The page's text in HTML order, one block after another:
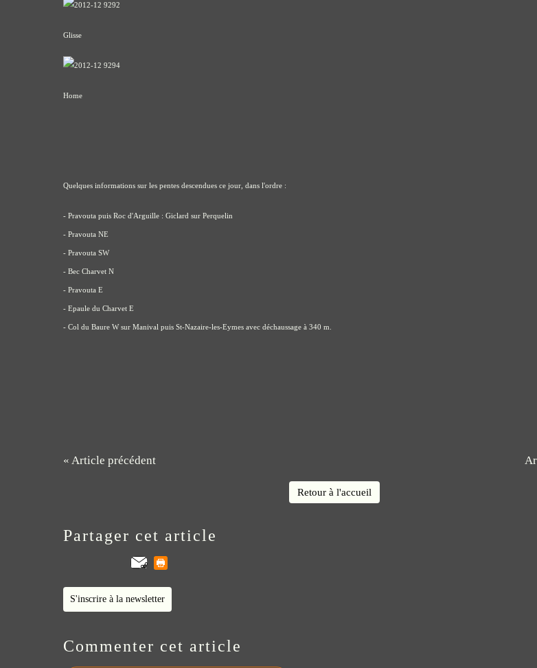
Glisse
Home
Quelques informations sur les pentes descendues ce jour, dans l'ordre :
- Pravouta puis Roc d'Arguille : Giclard sur Perquelin
- Pravouta NE
- Pravouta SW
- Bec Charvet N
- Pravouta E
- Epaule du Charvet E
- Col du Baure W sur Manival puis St-Nazaire-les-Eymes avec déchaussage à 340 m.
« Article précédent
Retour à l'accueil
Partager cet article
S'inscrire à la newsletter
Commenter cet article